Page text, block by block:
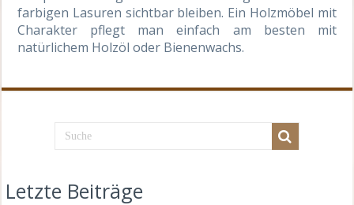
farbigen Lasuren sichtbar bleiben. Ein Holzmöbel mit
Charakter pflegt man einfach am besten mit
natürlichem Holzöl oder Bienenwachs.
Letzte Beiträge